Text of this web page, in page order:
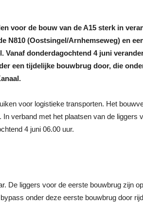
voor de bouw van de A15 sterk in
N810 (Oostsingel/Arnhemseweg) en
donderdagochtend 4 juni
een tijdelijke bouwbrug door, die
voor logistieke transporten. Het
verband met het plaatsen van de liggers
4 juni 06.00 uur.
De liggers voor de eerste bouwbrug zijn
onder deze eerste bouwbrug door